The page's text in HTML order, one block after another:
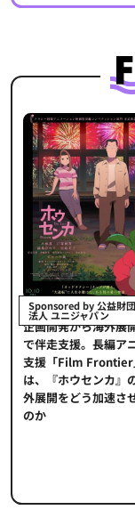
Sponsored by 公益財団
法人 ユニジャパン
企画開発から海外展
で伴走支援。長編ア
支援「Film Frontier
は、『ホウセンカ』
外展開をどう加速さ
のか